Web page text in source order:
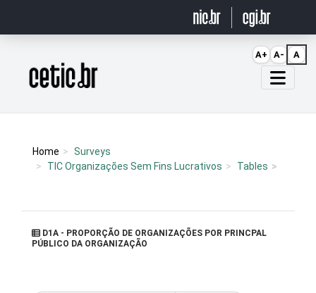
Página inicial
Home
Surveys
TIC Organizações Sem Fins Lucrativos
Tables
D1A - PROPORÇÃO DE ORGANIZAÇÕES POR PRINCPAL
PÚBLICO DA ORGANIZAÇÃO
A+ A- A